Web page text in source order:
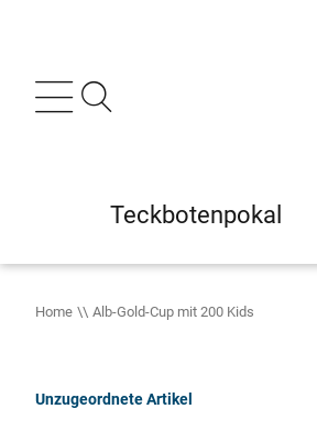
Teckbotenpokal
Home Alb-Gold-Cup mit 200 Kids
Unzugeordnete Artikel